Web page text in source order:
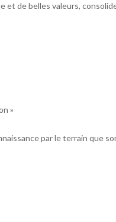
et de belles valeurs,
»
par le terrain que